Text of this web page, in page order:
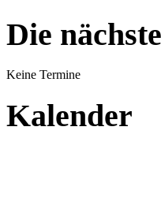
Die
Keine Termine
Kalender